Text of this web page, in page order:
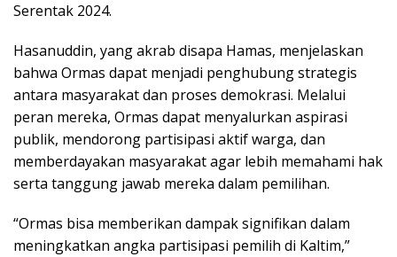
Serentak 2024.
Hasanuddin, yang akrab disapa Hamas, menjelaskan
bahwa Ormas dapat menjadi penghubung strategis
antara masyarakat dan proses demokrasi. Melalui
peran mereka, Ormas dapat menyalurkan aspirasi
publik, mendorong partisipasi aktif warga, dan
memberdayakan masyarakat agar lebih memahami hak
serta tanggung jawab mereka dalam pemilihan.
“Ormas bisa memberikan dampak signifikan dalam
meningkatkan angka partisipasi pemilih di Kaltim,”